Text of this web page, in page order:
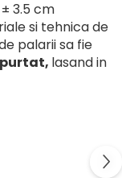
3.5 cm
si tehnica de
palarii sa fie
lasand in